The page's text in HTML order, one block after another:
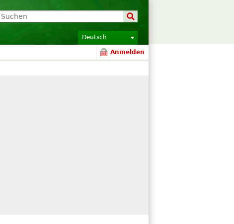
Deutsch
Anmelden